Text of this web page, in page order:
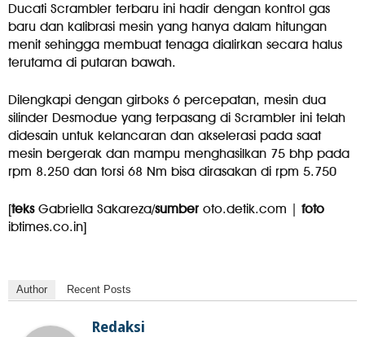
Ducati Scrambler terbaru ini hadir dengan kontrol gas
baru dan kalibrasi mesin yang hanya dalam hitungan
menit sehingga membuat tenaga dialirkan secara halus
terutama di putaran bawah.
Dilengkapi dengan girboks 6 percepatan, mesin dua
silinder Desmodue yang terpasang di Scrambler ini telah
didesain untuk kelancaran dan akselerasi pada saat
mesin bergerak dan mampu menghasilkan 75 bhp pada
rpm 8.250 dan torsi 68 Nm bisa dirasakan di rpm 5.750
[teksGabriella Sakareza/sumber oto.detik.com | foto
ibtimes.co.in]
Author Recent Posts
Redaksi